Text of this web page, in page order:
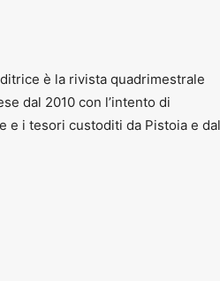
è la rivista quadrimestrale
dal 2010 con l’intento di
e i tesori custoditi da Pistoia e